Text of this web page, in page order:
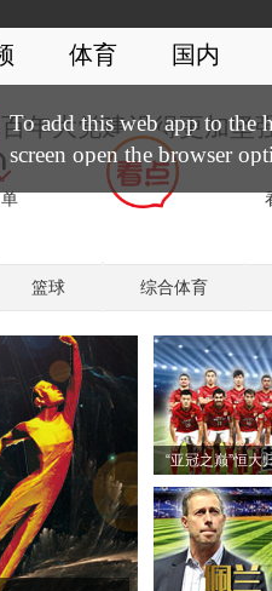
篮球 综合体育
“亚冠之巅”恒大